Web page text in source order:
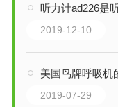
听力计ad226是
2019-12-10
美国鸟牌呼吸机
2019-07-29